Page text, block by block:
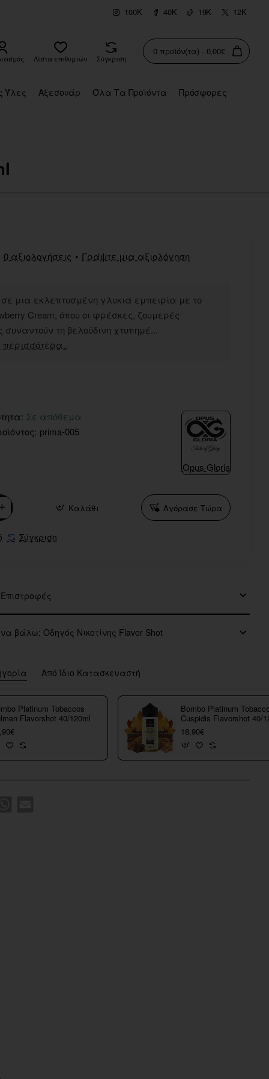
100K 40K 19K 12K
Λίστα επιθυμιών Σύγκριση
0 προϊόν(τα) - 0,00€
Ύλες Αξεσουάρ Όλα Τα Προϊόντα Πρόσφορες
μια εκλεπτυσμένη γλυκιά εμπειρία με το
Cream, όπου οι φρέσκες, ζουμερές
τη βελούδινη χτυπημέ...
0 αξιολογήσεις • Γράψτε μια αξιολόγηση
Σε απόθεμα
prima-005
Opus Gloria
Καλάθι Αγόρασε Τώρα
Σύγκριση
βάλω; Οδηγός Νικοτίνης Flavor Shot
Από Ίδιο Κατασκευαστή
Platinum Tobaccos
Flavorshot 40/120ml
Bombo Platinum
Cuspidis Flavorshot 40/
18,90€